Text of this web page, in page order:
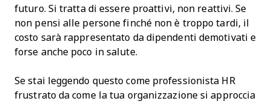
futuro. Si tratta di essere proattivi, non reattivi. Se
non pensi alle persone finché non è troppo tardi, il
costo sarà rappresentato da dipendenti demotivati e
forse anche poco in salute.
Se stai leggendo questo come professionista HR
frustrato da come la tua organizzazione si approccia